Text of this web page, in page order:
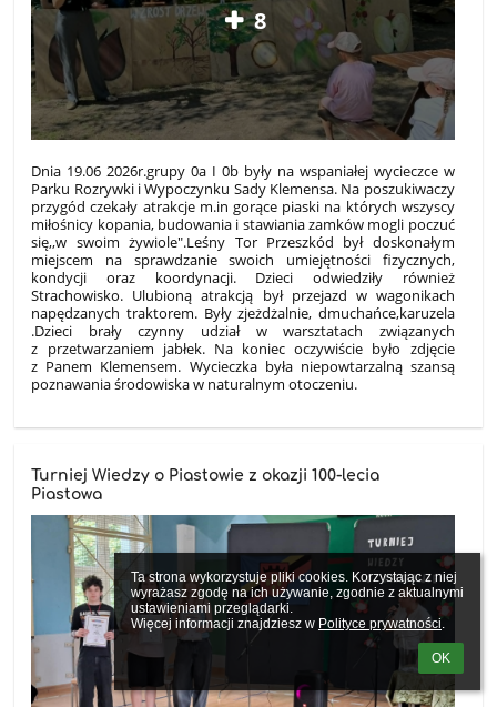
Ta strona wykorzystuje pliki cookies. Korzystając z niej
wyrażasz zgodę na ich używanie, zgodnie z aktualnymi
ustawieniami przeglądarki.
Więcej informacji znajdziesz w Polityce prywatności.
OK
8
Dnia 19.06 2026r.grupy 0a I 0b były na wspaniałej wycieczce w
Parku Rozrywki i Wypoczynku Sady Klemensa. Na poszukiwaczy
przygód czekały atrakcje m.in gorące piaski na których wszyscy
miłośnicy kopania, budowania i stawiania zamków mogli poczuć
się,,w swoim żywiole".Leśny Tor Przeszkód był doskonałym
miejscem na sprawdzanie swoich umiejętności fizycznych,
kondycji oraz koordynacji. Dzieci odwiedziły również
Strachowisko. Ulubioną atrakcją był przejazd w wagonikach
napędzanych traktorem. Były zjeżdżalnie, dmuchańce,karuzela
.Dzieci brały czynny udział w warsztatach związanych
z przetwarzaniem jabłek. Na koniec oczywiście było zdjęcie
z Panem Klemensem. Wycieczka była niepowtarzalną szansą
poznawania środowiska w naturalnym otoczeniu.
Turniej Wiedzy o Piastowie z okazji 100-lecia
Piastowa